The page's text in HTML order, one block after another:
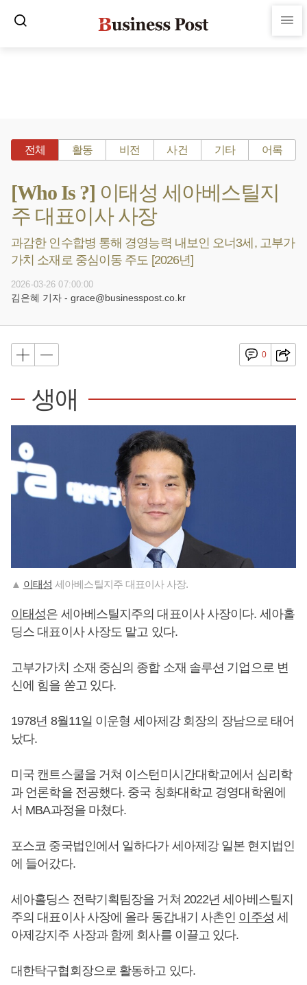
전체 활동 비전 사건 기타 어록
[Who Is ?] 이태성 세아베스틸지
주 대표이사 사장
과감한 인수합병 통해 경영능력 내보인 오너3세, 고부가
가치 소재로 중심이동 주도 [2026년]
2026-03-26 07:00:00
김은혜 기자 - grace@businesspost.co.kr
0
생애
▲ 이태성 세아베스틸지주 대표이사 사장.
이태성은 세아베스틸지주의 대표이사 사장이다. 세아홀
딩스 대표이사 사장도 맡고 있다.
고부가가치 소재 중심의 종합 소재 솔루션 기업으로 변
신에 힘을 쏟고 있다.
1978년 8월11일 이운형 세아제강 회장의 장남으로 태어
났다.
미국 캔트스쿨을 거쳐 이스턴미시간대학교에서 심리학
과 언론학을 전공했다. 중국 칭화대학교 경영대학원에
서 MBA과정을 마쳤다.
포스코 중국법인에서 일하다가 세아제강 일본 현지법인
에 들어갔다.
세아홀딩스 전략기획팀장을 거쳐 2022년 세아베스틸지
주의 대표이사 사장에 올라 동갑내기 사촌인 이주성 세
아제강지주 사장과 함께 회사를 이끌고 있다.
대한탁구협회장으로 활동하고 있다.